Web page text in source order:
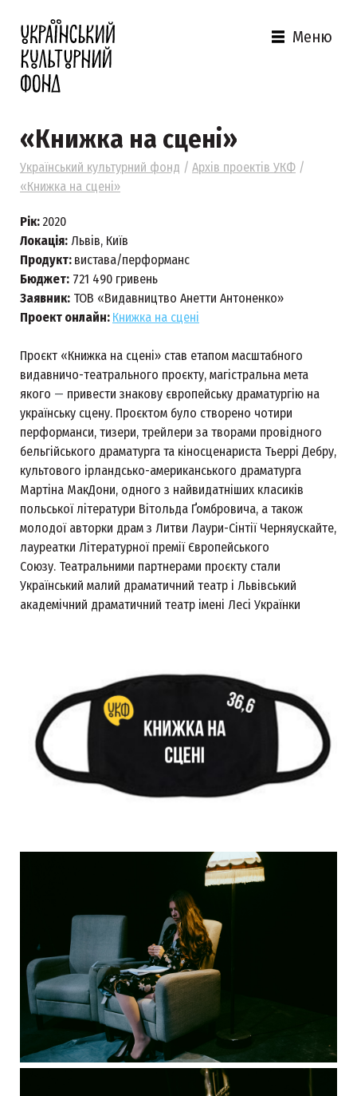
Меню
«Книжка на сцені»
Український культурний фонд / Архів проектів УКФ /
«Книжка на сцені»
Рік: 2020
Локація: Львів, Київ
Продукт: вистава/перформанс
Бюджет: 721 490 гривень
Заявник: ТОВ «Видавництво Анетти Антоненко»
Проект онлайн: Книжка на сцені
Проєкт «Книжка на сцені» став етапом масштабного
видавничо-театрального проєкту, магістральна мета
якого — привести знакову європейську драматургію на
українську сцену. Проєктом було створено чотири
перформанси, тизери, трейлери за творами провідного
бельгійського драматурга та кіносценариста Тьеррі Дебру,
культового ірландсько-американського драматурга
Мартіна МакДони, одного з найвидатніших класиків
польської літератури Вітольда Ґомбровича, а також
молодої авторки драм з Литви Лаури-Сінтії Черняускайте,
лауреатки Літературної премії Європейського
Союзу. Театральними партнерами проєкту стали
Український малий драматичний театр і Львівський
академічний драматичний театр імені Лесі Українки